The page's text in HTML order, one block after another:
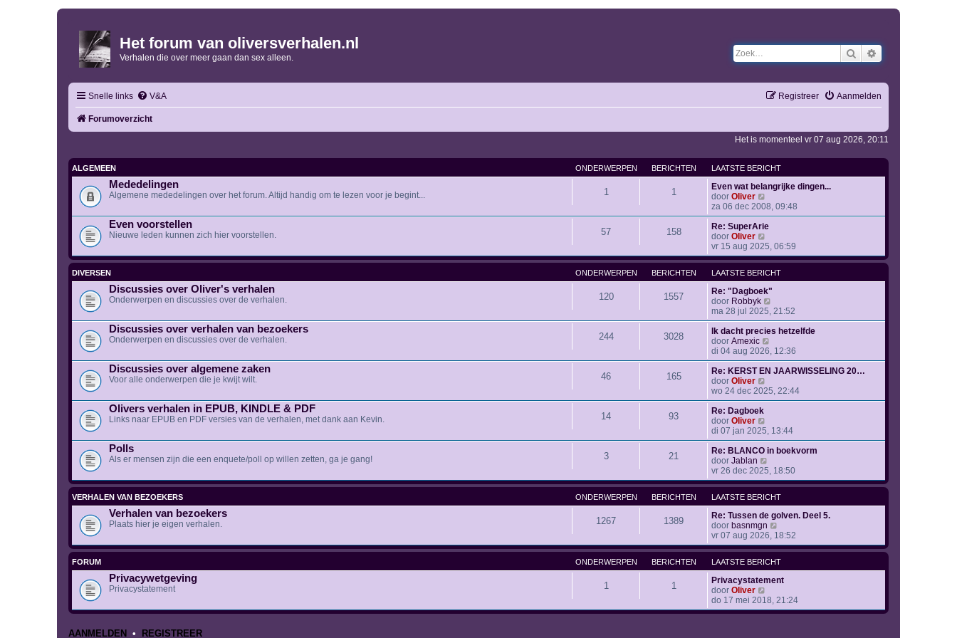
Het forum van oliversverhalen.nl
Verhalen die over meer gaan dan sex alleen. Zoek
Snelle links V&A Aanmelden
Registreer
Forumoverzicht
Het is momenteel vr 07 aug 2026, 20:11
ALGEMEEN ONDERWERPEN BERICHTEN LAATSTE BERICHT
Mededelingen
Algemene mededelingen over het forum. Altijd handig om te lezen voor je begint... 1 1
Even wat belangrijke dingen...
door Oliver
e
k
i
k
l
a
a
s
t
e
b
e
r
i
c
h
t
za 06 dec 2008, 09:48
Even voorstellen
Nieuwe leden kunnen zich hier voorstellen. 57 158
Re: SuperArie
door Oliver
e
k
i
j
k
l
a
a
t
s
t
e
b
e
r
i
t
vr 15 aug 2025, 06:59
DIVERSEN ONDERWERPEN BERICHTEN LAATSTE BERICHT
Discussies over Oliver's verhalen
Onderwerpen en discussies over de verhalen. 120 1557
Re: "Dagboek"
door Robbyk
e
k
i
k
l
a
t
s
b
e
r
c
h
t
ma 28 jul 2025, 21:52
Discussies over verhalen van bezoekers
Onderwerpen en discussies over de verhalen. 244 3028
Ik dacht precies hetzelfde
door Amexic
e
k
i
k
l
t
s
t
b
e
r
i
h
t
di 04 aug 2026, 12:36
Discussies over algemene zaken
Voor alle onderwerpen die je kwijt wilt. 46 165
Re: KERST EN JAARWISSELING 20…
door Oliver
e
k
k
l
a
a
t
s
t
e
e
r
i
c
h
t
wo 24 dec 2025, 22:44
Olivers verhalen in EPUB, KINDLE & PDF
Links naar EPUB en PDF versies van de verhalen, met dank aan Kevin. 14 93
Re: Dagboek
door Oliver
e
k
i
j
k
l
a
a
s
t
e
b
e
r
i
h
t
di 07 jan 2025, 13:44
Polls
Als er mensen zijn die een enquete/poll op willen zetten, ga je gang! 3 21
Re: BLANCO in boekvorm
door Jablan
e
k
i
j
l
a
a
t
s
t
e
e
r
vr 26 dec 2025, 18:50
VERHALEN VAN BEZOEKERS ONDERWERPEN BERICHTEN LAATSTE BERICHT
Verhalen van bezoekers
Plaats hier je eigen verhalen. 1267 1389
Re: Tussen de golven. Deel 5.
door basnmgn
e
k
i
j
l
a
a
t
vr 07 aug 2026, 18:52
FORUM ONDERWERPEN BERICHTEN LAATSTE BERICHT
Privacywetgeving
Privacystatement 1 1
Privacystatement
door Oliver
e
k
do 17 mei 2018, 21:24
AANMELDEN • REGISTREER